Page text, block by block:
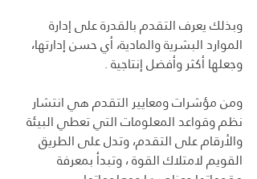
وبذلك يعرف التقدم بالقدرة على إدارة
الموارد البشرية والمادية، أي حسن إدارتها،
وجعلها أكثر وأفضل إنتاجية .
ومن مؤشرات ومعايير التقدم هي انتشار
نظم وقواعد المعلومات التي تعطي البيئة
والأرقام على التقدم، وتدل على الطريق
القويم لامتلاك القوة ، وتبدأ بمعرفة